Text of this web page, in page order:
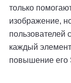
только
изображение,
пользователей
каждый
повышение его